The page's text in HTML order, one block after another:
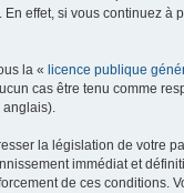
effet, si vous continuez à
la « licence publique
cas être tenu comme
anglais).
la législation de votre
immédiat et
de ces conditions.